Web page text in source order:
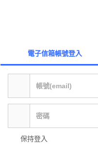
電子信箱帳號登入
保持登入